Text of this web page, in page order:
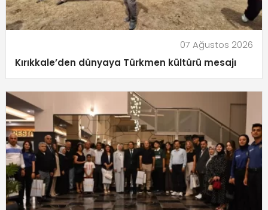
07 Ağustos 2026
Kırıkkale’den dünyaya Türkmen kültürü mesajı